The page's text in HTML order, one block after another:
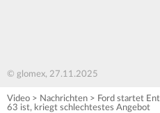
© glomex, 27.11.2025
Video > Nachrichten > Ford startet
63 ist, kriegt schlechtestes Angebot